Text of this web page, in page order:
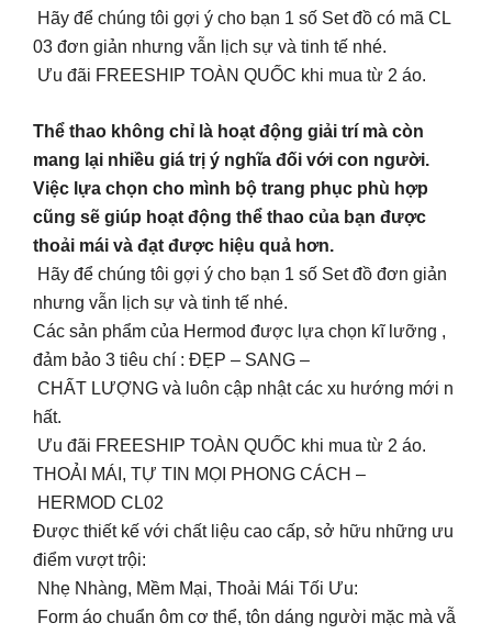
Hãy để chúng tôi gợi ý cho bạn 1 số Set đồ có mã CL
03 đơn giản nhưng vẫn lịch sự và tinh tế nhé.
Ưu đãi FREESHIP TOÀN QUỐC khi mua từ 2 áo.
Thể thao không chỉ là hoạt động giải trí mà còn
mang lại nhiều giá trị ý nghĩa đối với con người.
Việc lựa chọn cho mình bộ trang phục phù hợp
cũng sẽ giúp hoạt động thể thao của bạn được
thoải mái và đạt được hiệu quả hơn.
Hãy để chúng tôi gợi ý cho bạn 1 số Set đồ đơn giản
nhưng vẫn lịch sự và tinh tế nhé.
Các sản phẩm của Hermod được lựa chọn kĩ lưỡng ,
đảm bảo 3 tiêu chí : ĐẸP – SANG –
CHẤT LƯỢNG và luôn cập nhật các xu hướng mới n
hất.
Ưu đãi FREESHIP TOÀN QUỐC khi mua từ 2 áo.
THOẢI MÁI, TỰ TIN MỌI PHONG CÁCH –
HERMOD CL02
Được thiết kế với chất liệu cao cấp, sở hữu những ưu
điểm vượt trội:
Nhẹ Nhàng, Mềm Mại, Thoải Mái Tối Ưu:
Form áo chuẩn ôm cơ thể, tôn dáng người mặc mà vẫ